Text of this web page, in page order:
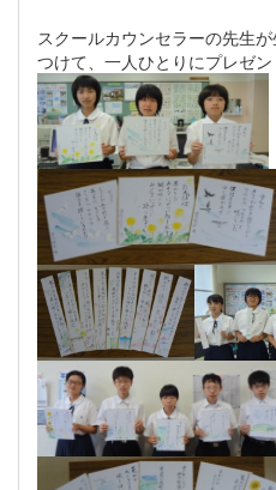
スクールカウンセラーの先生
つけて、一人ひとりにプレゼン